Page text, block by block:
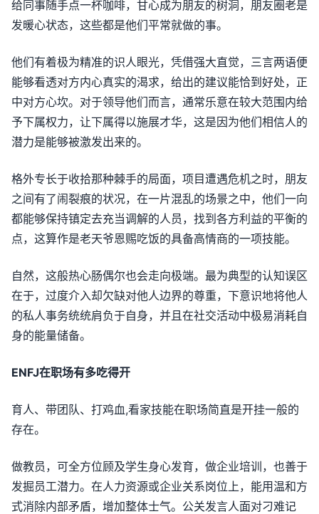
给同事随手点一杯咖啡，甘心成为朋友的树洞，朋友圈老是
发暖心状态，这些都是他们平常就做的事。
他们有着极为精准的识人眼光，凭借强大直觉，三言两语便
能够看透对方内心真实的渴求，给出的建议能恰到好处，正
中对方心坎。对于领导他们而言，通常乐意在较大范围内给
予下属权力，让下属得以施展才华，这是因为他们相信人的
潜力是能够被激发出来的。
格外专长于收拾那种棘手的局面，项目遭遇危机之时，朋友
之间有了闹裂痕的状况，在一片混乱的场景之中，他们一向
都能够保持镇定去充当调解的人员，找到各方利益的平衡的
点，这算作是老天爷恩赐吃饭的具备高情商的一项技能。
自然，这般热心肠偶尔也会走向极端。最为典型的认知误区
在于，过度介入却欠缺对他人边界的尊重，下意识地将他人
的私人事务统统肩负于自身，并且在社交活动中极易消耗自
身的能量储备。
ENFJ在职场有多吃得开
育人、带团队、打鸡血,看家技能在职场简直是开挂一般的
存在。
做教员，可全方位顾及学生身心发育，做企业培训，也善于
发掘员工潜力。在人力资源或企业关系岗位上，能用温和方
式消除内部矛盾，增加整体士气。公关发言人面对刁难记